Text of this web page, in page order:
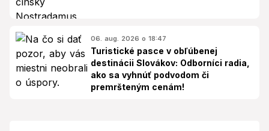
06. aug. 2026 o 18:47
Turistické pasce v obľúbenej
destinácii Slovákov: Odborníci radia,
ako sa vyhnúť podvodom či
premršteným cenám!